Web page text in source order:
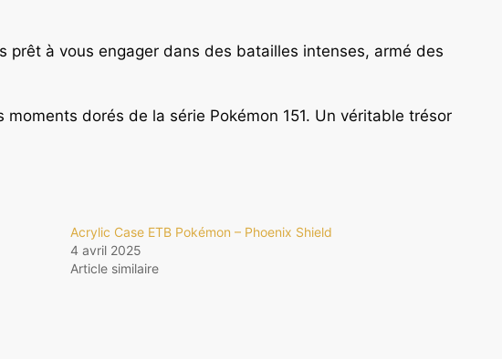
prêt à vous engager dans des batailles intenses, armé des
dorés de la série Pokémon 151. Un véritable trésor
Acrylic Case ETB Pokémon – Phoenix Shield
4 avril 2025
Article similaire